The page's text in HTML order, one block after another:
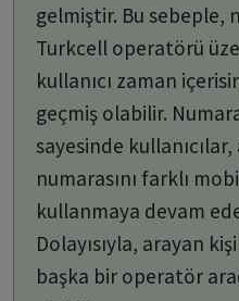
gelmiştir. Bu sebeple,
Turkcell operatörü
kullanıcı zaman
geçmiş olabilir.
sayesinde
numarasını farklı
kullanmaya devam
Dolayısıyla, arayan
başka bir operatör